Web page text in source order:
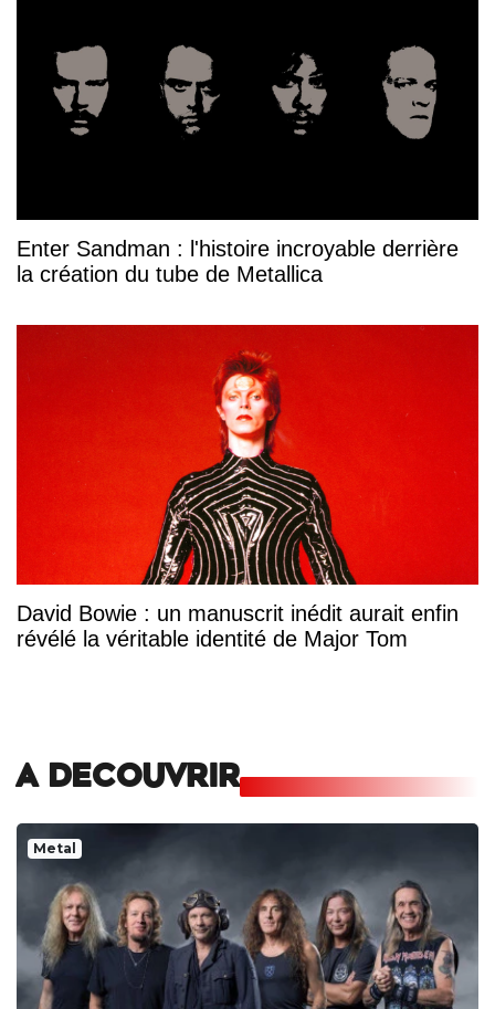
Enter Sandman : l'histoire incroyable derrière
la création du tube de Metallica
David Bowie : un manuscrit inédit aurait enfin
révélé la véritable identité de Major Tom
A DECOUVRIR
Metal